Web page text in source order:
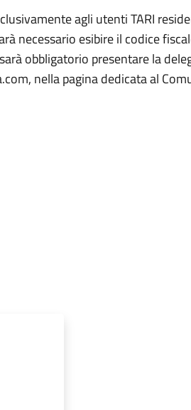
agli utenti TARI
necessario esibire il codice
obbligatorio presentare la
nella pagina dedicata al